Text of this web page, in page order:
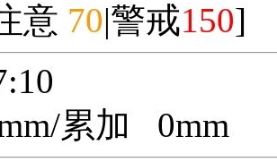
意 70|警戒150]
累加 0mm